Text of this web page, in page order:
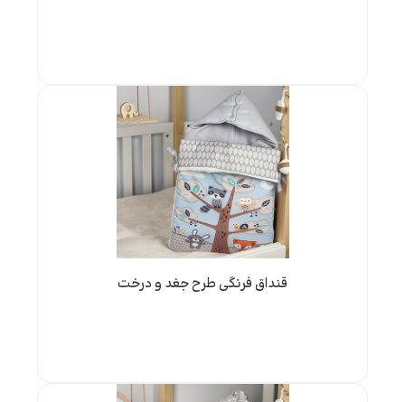
قنداق فرنگی طرح جغد و درخت